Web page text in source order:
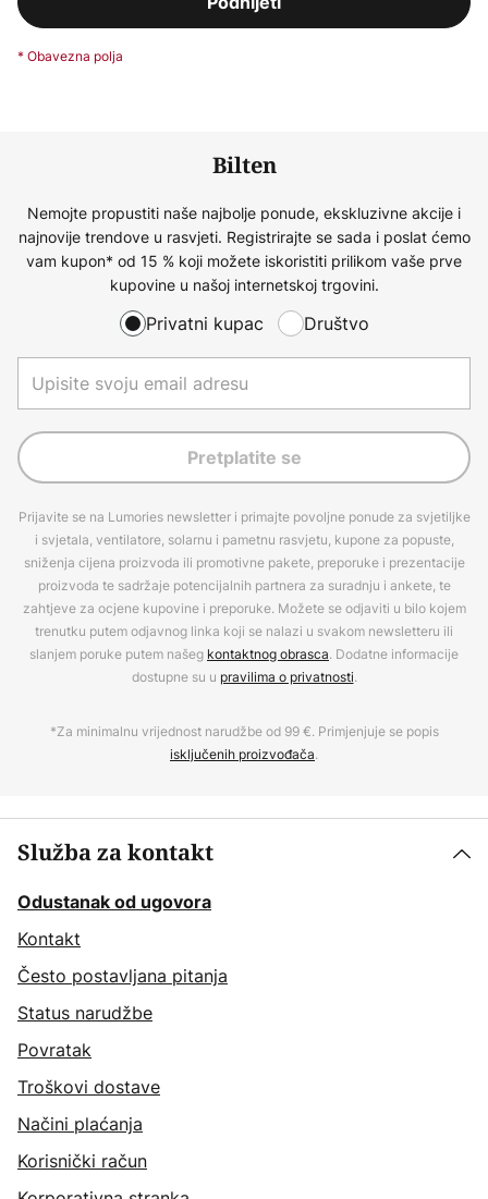
Bilten
Nemojte propustiti naše najbolje ponude, ekskluzivne akcije i
najnovije trendove u rasvjeti. Registrirajte se sada i poslat ćemo
vam kupon* od 15 % koji možete iskoristiti prilikom vaše prve
kupovine u našoj internetskoj trgovini.
Privatni kupac Društvo
Pretplatite se
Prijavite se na Lumories newsletter i primajte povoljne ponude za svjetiljke
i svjetala, ventilatore, solarnu i pametnu rasvjetu, kupone za popuste,
sniženja cijena proizvoda ili promotivne pakete, preporuke i prezentacije
proizvoda te sadržaje potencijalnih partnera za suradnju i ankete, te
zahtjeve za ocjene kupovine i preporuke. Možete se odjaviti u bilo kojem
trenutku putem odjavnog linka koji se nalazi u svakom newsletteru ili
slanjem poruke putem našeg kontaktnog obrasca. Dodatne informacije
dostupne su u pravilima o privatnosti.
*Za minimalnu vrijednost narudžbe od 99 €. Primjenjuje se popis
isključenih proizvođača.
Služba za kontakt
Odustanak od ugovora
Kontakt
Često postavljana pitanja
Status narudžbe
Povratak
Troškovi dostave
Načini plaćanja
Korisnički račun